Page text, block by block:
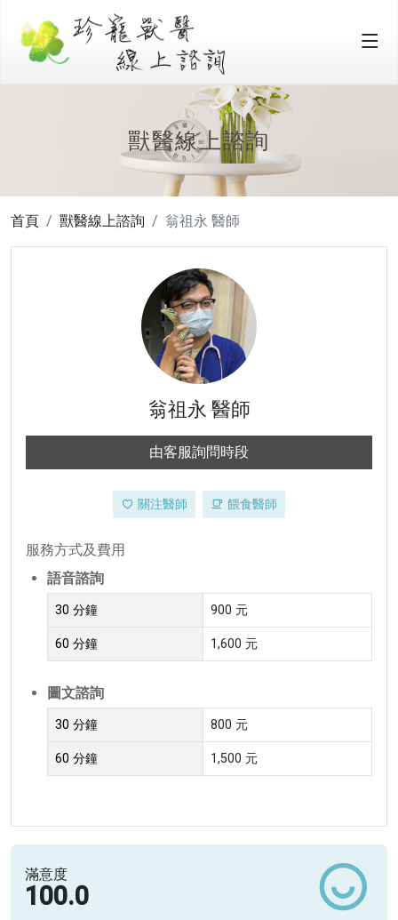
獸醫線上諮詢
首頁 獸醫線上諮詢 翁祖永 醫師
翁祖永 醫師
由客服詢問時段
關注醫師 餵食醫師
服務方式及費用
語音諮詢
30 分鐘 900 元
60 分鐘 1,600 元
圖文諮詢
30 分鐘 800 元
60 分鐘 1,500 元
滿意度
100.0